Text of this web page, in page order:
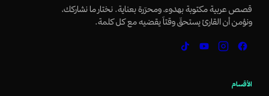
قصص عربية مكتوبة بهدوء، ومحرّرة بعناية. نختار ما نشاركك،
ونؤمن أن القارئ يستحقّ وقتاً يقضيه مع كل كلمة.
الأقسام